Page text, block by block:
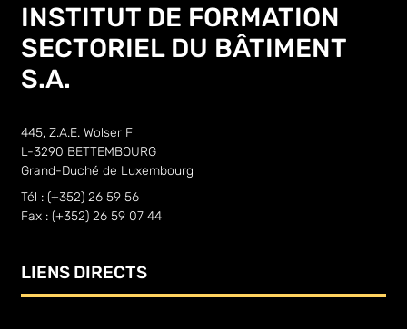
INSTITUT DE FORMATION
SECTORIEL DU BÂTIMENT
S.A.
445, Z.A.E. Wolser F
L-3290 BETTEMBOURG
Grand-Duché de Luxembourg
Tél : (+352) 26 59 56
Fax : (+352) 26 59 07 44
LIENS DIRECTS